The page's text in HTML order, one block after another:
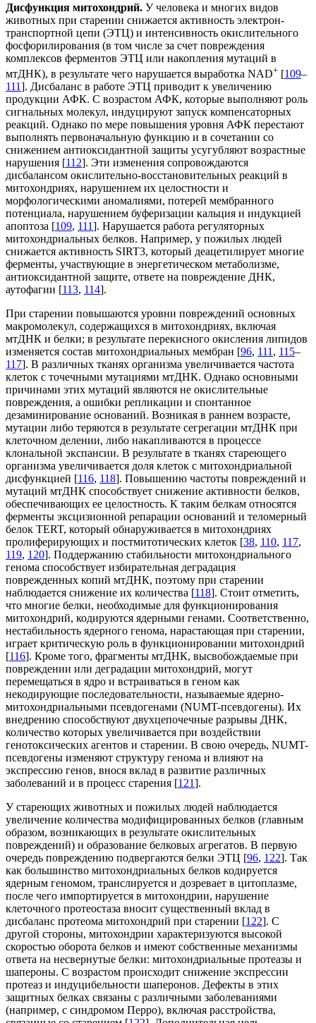
Дисфункция митохондрий. У человека и многих видов
животных при старении снижается активность электрон-
транспортной цепи (ЭТЦ) и интенсивность окислительного
фосфорилирования (в том числе за счет повреждения
комплексов ферментов ЭТЦ или накопления мутаций в
мтДНК), в результате чего нарушается выработка NAD+ [109–
111]. Дисбаланс в работе ЭТЦ приводит к увеличению
продукции АФК. С возрастом АФК, которые выполняют роль
сигнальных молекул, индуцируют запуск компенсаторных
реакций. Однако по мере повышения уровня АФК перестают
выполнять первоначальную функцию и в сочетании со
снижением антиоксидантной защиты усугубляют возрастные
нарушения [112]. Эти изменения сопровождаются
дисбалансом окислительно-восстановительных реакций в
митохондриях, нарушением их целостности и
морфологическими аномалиями, потерей мембранного
потенциала, нарушением буферизации кальция и индукцией
апоптоза [109, 111]. Нарушается работа регуляторных
митохондриальных белков. Например, у пожилых людей
снижается активность SIRT3, который деацетилирует многие
ферменты, участвующие в энергетическом метаболизме,
антиоксидантной защите, ответе на повреждение ДНК,
аутофагии [113, 114].
При старении повышаются уровни повреждений основных
макромолекул, содержащихся в митохондриях, включая
мтДНК и белки; в результате перекисного окисления липидов
изменяется состав митохондриальных мембран [96, 111 , 115–
117]. В различных тканях организма увеличивается частота
клеток с точечными мутациями мтДНК. Однако основными
причинами этих мутаций являются не окислительные
повреждения, а ошибки репликации и спонтанное
дезаминирование оснований. Возникая в раннем возрасте,
мутации либо теряются в результате сегрегации мтДНК при
клеточном делении, либо накапливаются в процессе
клональной экспансии. В результате в тканях стареющего
организма увеличивается доля клеток с митохондриальной
дисфункцией [116, 118]. Повышению частоты повреждений и
мутаций мтДНК способствует снижение активности белков,
обеспечивающих ее целостность. К таким белкам относятся
ферменты эксцизионной репарации оснований и теломерный
белок TERT, который обнаруживается в митохондриях
пролиферирующих и постмитотических клеток [38, 110, 117,
119, 120]. Поддержанию стабильности митохондриального
генома способствует избирательная деградация
поврежденных копий мтДНК, поэтому при старении
наблюдается снижение их количества [118]. Стоит отметить,
что многие белки, необходимые для функционирования
митохондрий, кодируются ядерными генами. Соответственно,
нестабильность ядерного генома, нарастающая при старении,
играет критическую роль в функционировании митохондрий
[116]. Кроме того, фрагменты мтДНК, высвобождаемые при
повреждении или деградации митохондрий, могут
перемещаться в ядро и встраиваться в геном как
некодирующие последовательности, называемые ядерно-
митохондриальными псевдогенами (NUMT-псевдогены). Их
внедрению способствуют двухцепочечные разрывы ДНК,
количество которых увеличивается при воздействии
генотоксических агентов и старении. В свою очередь, NUMT-
псевдогены изменяют структуру генома и влияют на
экспрессию генов, внося вклад в развитие различных
заболеваний и в процесс старения [121].
У стареющих животных и пожилых людей наблюдается
увеличение количества модифицированных белков (главным
образом, возникающих в результате окислительных
повреждений) и образование белковых агрегатов. В первую
очередь повреждению подвергаются белки ЭТЦ [96, 122]. Так
как большинство митохондриальных белков кодируется
ядерным геномом, транслируется и дозревает в цитоплазме,
после чего импортируется в митохондрии, нарушение
клеточного протеостаза вносит существенный вклад в
дисбаланс протеома митохондрий при старении [122]. С
другой стороны, митохондрии характеризуются высокой
скоростью оборота белков и имеют собственные механизмы
ответа на несвернутые белки: митохондриальные протеазы и
шапероны. С возрастом происходит снижение экспрессии
протеаз и индуцибельности шаперонов. Дефекты в этих
защитных белках связаны с различными заболеваниями
(например, с синдромом Перро), включая расстройства,